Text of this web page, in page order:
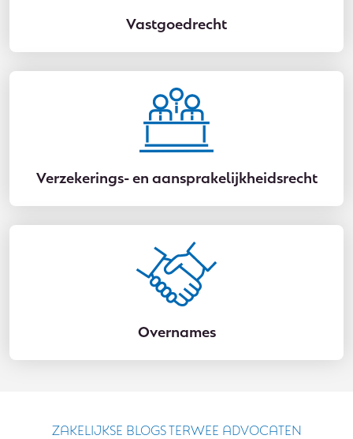
Vastgoedrecht
Verzekerings- en aansprakelijkheidsrecht
Overnames
ZAKELIJKSE BLOGS TERWEE ADVOCATEN